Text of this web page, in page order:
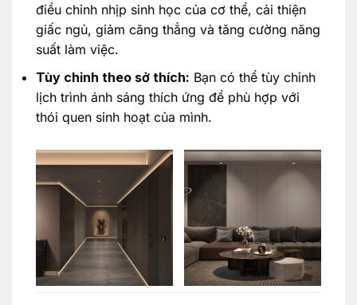
điều chỉnh nhịp sinh học của cơ thể, cải thiện
giấc ngủ, giảm căng thẳng và tăng cường năng
suất làm việc.
Tùy chỉnh theo sở thích: Bạn có thể tùy chỉnh
lịch trình ánh sáng thích ứng để phù hợp với
thói quen sinh hoạt của mình.